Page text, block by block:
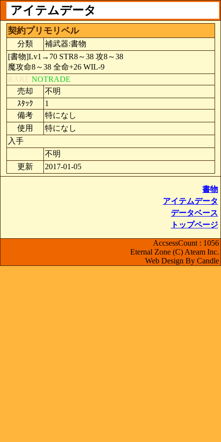
アイテムデータ
契約プリモリベル
分類
補武器:書物
[書物]Lv1→70 STR8～38 攻8～38
魔攻命8～38 全命+26 WIL-9
RARE NOTRADE
売却
不明
ｽﾀｯｸ
1
備考
特になし
使用
特になし
入手
不明
更新
2017-01-05
書物
アイテムデータ
データベース
トップページ
AccsessCount : 1056
Eternal Zone (C) Ateam Inc.
Web Design By Candle